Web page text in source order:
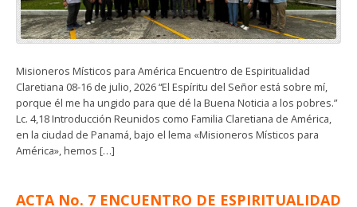
Misioneros Místicos para América Encuentro de Espiritualidad
Claretiana 08-16 de julio, 2026 “El Espíritu del Señor está sobre mí,
porque él me ha ungido para que dé la Buena Noticia a los pobres.”
Lc. 4,18 Introducción Reunidos como Familia Claretiana de América,
en la ciudad de Panamá, bajo el lema «Misioneros Místicos para
América», hemos […]
ACTA No. 7 ENCUENTRO DE ESPIRITUALIDAD